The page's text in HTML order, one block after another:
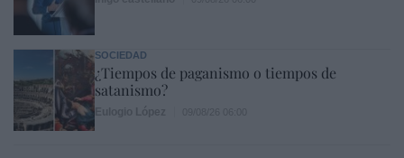
SOCIEDAD
¿Tiempos de paganismo o tiempos de
satanismo?